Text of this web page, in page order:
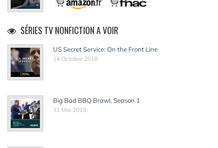
SÉRIES TV NONFICTION A VOIR
US Secret Service: On the Front Line
14 Octobre 2018
Big Bad BBQ Brawl, Season 1
31 Mai 2015